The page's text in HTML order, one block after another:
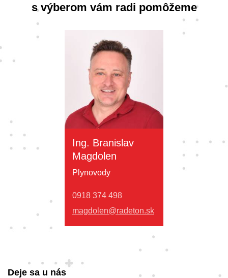
s výberom vám radi pomôžeme
Ing. Branislav
Magdolen
Plynovody
0918 374 498
magdolen@radeton.sk
Deje sa u nás